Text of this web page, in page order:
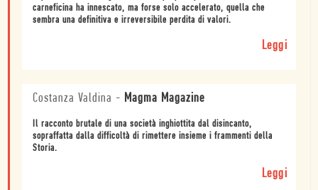
carneficina ha innescato, ma forse solo accelerato, quella che
sembra una definitiva e irreversibile perdita di valori.
Leggi
Costanza Valdina - Magma Magazine
Il racconto brutale di una società inghiottita dal disincanto,
sopraffatta dalla difficoltà di rimettere insieme i frammenti della
Storia.
Leggi